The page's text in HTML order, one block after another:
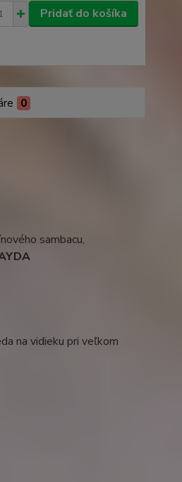
Pridať do košíka
0
sambacu,
na vidieku pri veľkom